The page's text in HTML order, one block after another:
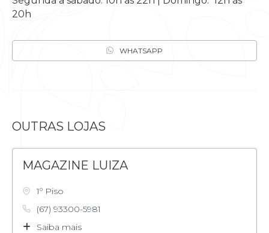
20h
WHATSAPP
OUTRAS LOJAS
MAGAZINE LUIZA
1º Piso
(67) 93300-5981
Saiba mais